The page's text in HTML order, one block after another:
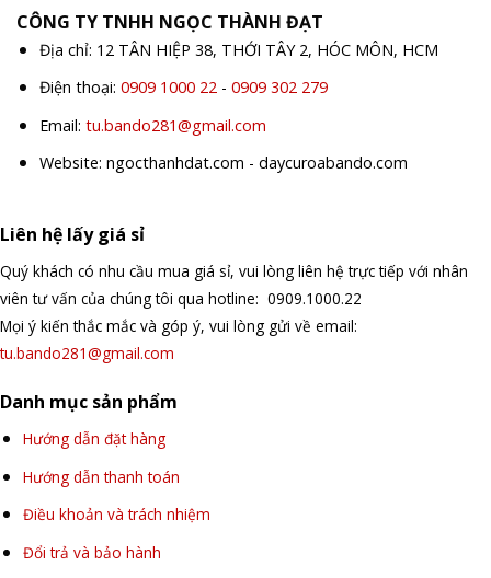
CÔNG TY TNHH NGỌC THÀNH ĐẠT
Địa chỉ: 12 TÂN HIỆP 38, THỚI TÂY 2, HÓC MÔN, HCM
Điện thoại: 0909 1000 22- 0909 302 279
Email: tu.bando281@gmail.com
Website: ngocthanhdat.com - daycuroabando.com
Liên hệ lấy giá sỉ
Quý khách có nhu cầu mua giá sỉ, vui lòng liên hệ trực tiếp với nhân
viên tư vấn của chúng tôi qua hotline: 0909.1000.22
Mọi ý kiến thắc mắc và góp ý, vui lòng gửi về email:
tu.bando281@gmail.com
Danh mục sản phẩm
Hướng dẫn đặt hàng
Hướng dẫn thanh toán
Điều khoản và trách nhiệm
Đổi trả và bảo hành